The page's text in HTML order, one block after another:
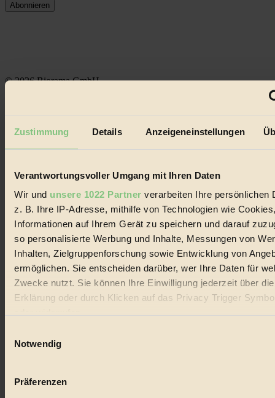
Zustimmung Details Anzeigeneinstellungen
Verantwortungsvoller Umgang mit Ihren Daten
Wir und unsere 1022 Partner verarbeiten Ihre persönlichen
z. B. Ihre IP-Adresse, mithilfe von Technologien wie
Informationen auf Ihrem Gerät zu speichern und darauf
so personalisierte Werbung und Inhalte, Messungen von
Inhalten, Zielgruppenforschung sowie Entwicklung von
ermöglichen. Sie entscheiden darüber, wer Ihre Daten für
Zwecke nutzt. Sie können Ihre Einwilligung jederzeit über
Erklärung oder durch Klicken auf das Privacy Trigger
Wenn Sie es erlauben, würden wir auch gerne:
Ihr Gerät durch aktives Scannen nach bestimmten
Notwendig
Präferenzen
© 2026 Biorama GmbH
Datenschutz
Handels mit Bioprodukten, des Fair-Trade sowie der Branche
alternativer Energien.
Social Media
22.601 Fans auf Facebook
Folge uns auf Instagram
Themen
Bio
#
Vegan